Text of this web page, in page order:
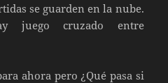
se guarden en la nube.
juego cruzado entre
ahora pero ¿Qué pasa si